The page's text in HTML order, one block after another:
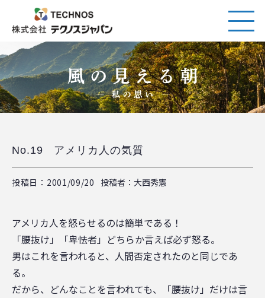
No.19 アメリカ人の気質
投稿日：2001/09/20 投稿者：大西秀憲
アメリカ人を怒らせるのは簡単である！
「腰抜け」「卑怯者」どちらか言えば必ず怒る。
男はこれを言われると、人間否定されたのと同じであ
る。
だから、どんなことを言われても、「腰抜け」だけは言